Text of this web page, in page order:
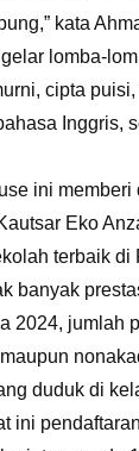
kata
lomba-
cipta
Inggris,
ini
Eko
terbaik di
banyak
2024, jumlah
duduk di
ini